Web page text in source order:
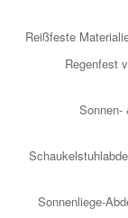
Reißfeste
Regenfest
Sonnen-